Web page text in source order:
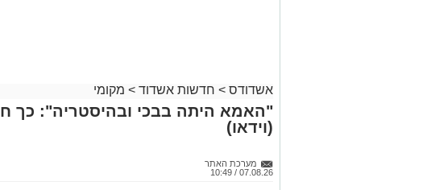
אשדודס > חדשות אשדוד > מקומי
"האמא היתה בבכי ובהיסטריה": כך
(וידאו)
מערכת האתר
07.08.26 / 10:49